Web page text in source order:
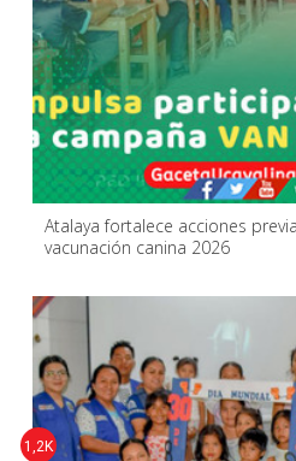
Atalaya fortalece acciones
vacunación canina 2026
1,2K